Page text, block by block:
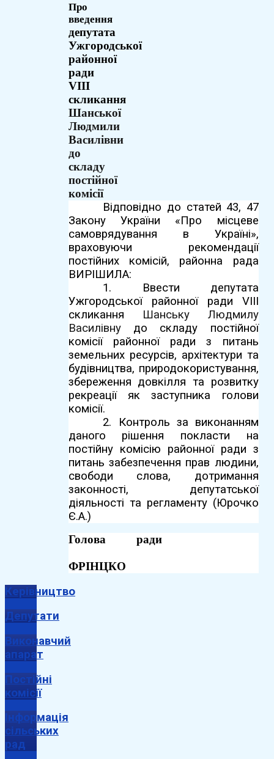
Про
введення
депутата
Ужгородської
районної
ради
VIII
скликання
Шанської
Людмили
Василівни
до
складу
постійної
комісії
Відповідно до статей 43, 47
Закону України «Про місцеве
самоврядування в Україні»,
враховуючи рекомендації
постійних комісій, районна рада
ВИРІШИЛА:
1. Ввести депутата
Ужгородської районної ради VIII
скликання
Шанську Людмилу
Василівну до складу постійної
комісії районної ради з питань
земельних ресурсів, архітектури та
будівництва, природокористування,
збереження довкілля та розвитку
рекреації як заступника голови
комісії.
2.
Контроль за виконанням
даного рішення покласти на
постійну комісію районної ради з
питань забезпечення прав людини,
свободи слова, дотримання
законності, депутатської
діяльності та регламенту (Юрочко
Є.А.)
Голова ради
ФРІНЦКО
Керівництво
Депутати
Виконавчий
апарат
Постійні
комісії
Інформація
сільських
рад